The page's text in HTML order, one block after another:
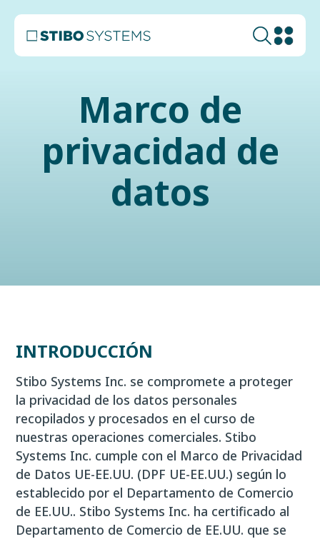
Marco de
privacidad de
datos
INTRODUCCIÓN
Stibo Systems Inc. se compromete a proteger
la privacidad de los datos personales
recopilados y procesados en el curso de
nuestras operaciones comerciales. Stibo
Systems Inc. cumple con el Marco de Privacidad
de Datos UE-EE.UU. (DPF UE-EE.UU.) según lo
establecido por el Departamento de Comercio
de EE.UU.. Stibo Systems Inc. ha certificado al
Departamento de Comercio de EE.UU. que se